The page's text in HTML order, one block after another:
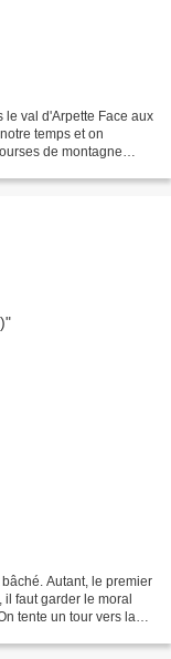
le val d'Arpette Face aux
temps et on
de montagne
Autant, le premier
faut garder le moral
tente un tour vers la